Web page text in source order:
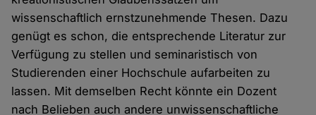
wissenschaftlich ernstzunehmende Thesen. Dazu
genügt es schon, die entsprechende Literatur zur
Verfügung zu stellen und seminaristisch von
Studierenden einer Hochschule aufarbeiten zu
lassen. Mit demselben Recht könnte ein Dozent
nach Belieben auch andere unwissenschaftliche